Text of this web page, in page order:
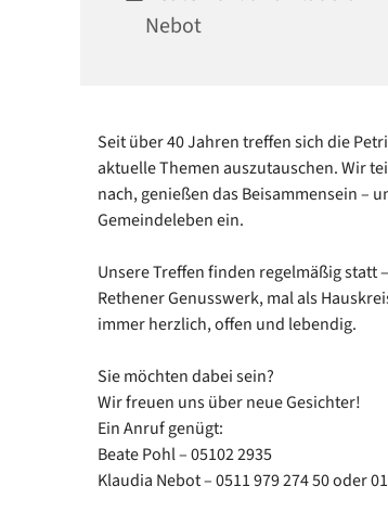
Nebot
Seit über 40 Jahren treffen sich die
aktuelle Themen auszutauschen. Wir
nach, genießen das Beisammensein –
Gemeindeleben ein.
Unsere Treffen finden regelmäßig statt
Rethener Genusswerk, mal als
immer herzlich, offen und lebendig.
Sie möchten dabei sein?
Wir freuen uns über neue Gesichter!
Ein Anruf genügt:
Beate Pohl – 05102 2935
Klaudia Nebot – 0511 979 274 50 oder